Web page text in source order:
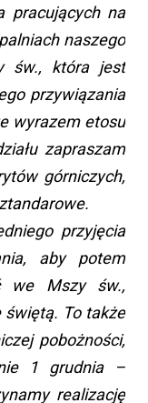
pracujących na
naszego
św., która jest
przywiązania
wyrazem etosu
zapraszam
górniczych,
przyjęcia
aby potem
we Mszy św.,
To także
pobożności,
1 grudnia –
realizację